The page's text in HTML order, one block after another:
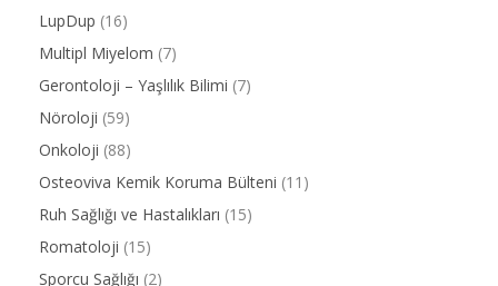
LupDup (16)
Multipl Miyelom (7)
Gerontoloji – Yaşlılık Bilimi (7)
Nöroloji (59)
Onkoloji (88)
Osteoviva Kemik Koruma Bülteni (11)
Ruh Sağlığı ve Hastalıkları (15)
Romatoloji (15)
Sporcu Sağlığı (2)